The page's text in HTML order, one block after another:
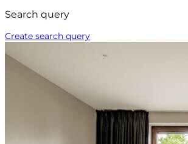
Search query
Create search query